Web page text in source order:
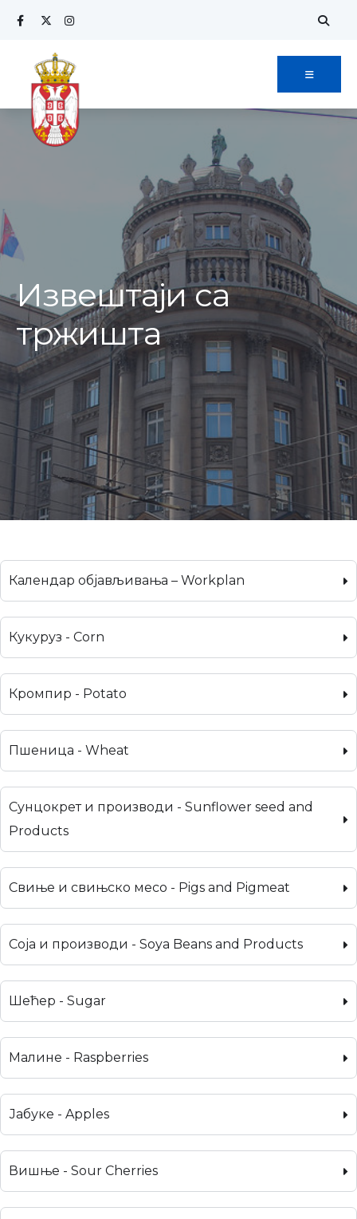
Извештаји са
тржишта
Календар објављивања – Workplan
Кукуруз - Corn
Кромпир - Potato
Пшеница - Wheat
Сунцокрет и производи - Sunflower seed and
Products
Свиње и свињско месо - Pigs and Pigmeat
Соја и производи - Soya Beans and Products
Шећер - Sugar
Малине - Raspberries
Јабуке - Apples
Вишње - Sour Cherries